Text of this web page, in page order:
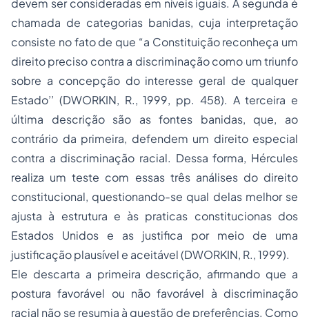
devem ser consideradas em níveis iguais. A segunda é
chamada de categorias banidas, cuja interpretação
consiste no fato de que “a Constituição reconheça um
direito preciso contra a discriminação como um triunfo
sobre a concepção do interesse geral de qualquer
Estado’’ (DWORKIN, R., 1999, pp. 458). A terceira e
última descrição são as fontes banidas, que, ao
contrário da primeira, defendem um direito especial
contra a discriminação racial. Dessa forma, Hércules
realiza um teste com essas três análises do direito
constitucional, questionando-se qual delas melhor se
ajusta à estrutura e às praticas constitucionas dos
Estados Unidos e as justifica por meio de uma
justificação plausível e aceitável (DWORKIN, R., 1999).
Ele descarta a primeira descrição, afirmando que a
postura favorável ou não favorável à discriminação
racial não se resumia à questão de preferências. Como